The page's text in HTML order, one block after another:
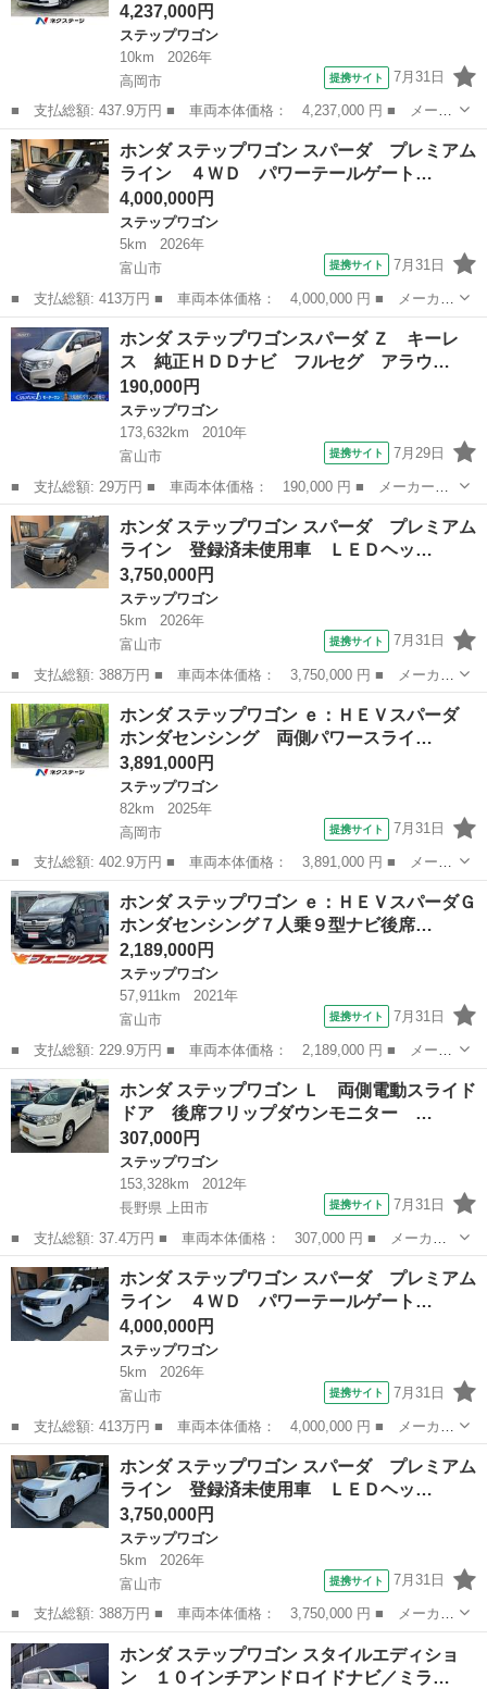
4,237,000円
ステップワゴン
10km
2026年
高岡市
提携サイト 7月31日
■ 支払総額: 437.9万円 ■ 車両本体価格： 4,237,000 円 ■ メーカ
ー名： ホンダ ■ 車種名： ステップワゴン ■ グレード名：
ｅ：ＨＥＶスパーダ 登録済未使用車 純正１１．４型ナビ 両側電
動ドア 全...
富山 高岡市 ステップワゴン
ホンダ ステップワゴン スパーダ プレミアム
ライン ４ＷＤ パワーテールゲート…
4,000,000円
ステップワゴン
5km
2026年
富山市
提携サイト 7月31日
■ 支払総額: 413万円 ■ 車両本体価格： 4,000,000 円 ■ メーカー
名： ホンダ ■ 車種名： ステップワゴン ■ グレード名： スパ
ーダ プレミアムライン ４ＷＤ パワーテールゲート 両側パワー
スライドド...
富山 富山市 ステップワゴン
ホンダ ステップワゴンスパーダ Ｚ キーレ
ス 純正ＨＤＤナビ フルセグ アラウ…
190,000円
ステップワゴン
173,632km
2010年
富山市
提携サイト 7月29日
■ 支払総額: 29万円 ■ 車両本体価格： 190,000 円 ■ メーカー
名： ホンダ ■ 車種名： ステップワゴンスパーダ ■ グレード
名： Ｚ キーレス 純正ＨＤＤナビ フルセグ アラウンドビュー
モニター オートエ...
富山 富山市 ステップワゴン
ホンダ ステップワゴン スパーダ プレミアム
ライン 登録済未使用車 ＬＥＤヘッ…
3,750,000円
ステップワゴン
5km
2026年
富山市
提携サイト 7月31日
■ 支払総額: 388万円 ■ 車両本体価格： 3,750,000 円 ■ メーカー
名： ホンダ ■ 車種名： ステップワゴン ■ グレード名： スパ
ーダ プレミアムライン 登録済未使用車 ＬＥＤヘッドライト ホ
ンダセンシ...
富山 富山市 ステップワゴン
ホンダ ステップワゴン ｅ：ＨＥＶスパーダ
ホンダセンシング 両側パワースライ…
3,891,000円
ステップワゴン
82km
2025年
高岡市
提携サイト 7月31日
■ 支払総額: 402.9万円 ■ 車両本体価格： 3,891,000 円 ■ メーカ
ー名： ホンダ ■ 車種名： ステップワゴン ■ グレード名：
ｅ：ＨＥＶスパーダ ホンダセンシング 両側パワースライドドア
純正１１．...
富山 高岡市 ステップワゴン
ホンダ ステップワゴン ｅ：ＨＥＶスパーダＧ
ホンダセンシング７人乗９型ナビ後席…
2,189,000円
ステップワゴン
57,911km
2021年
富山市
提携サイト 7月31日
■ 支払総額: 229.9万円 ■ 車両本体価格： 2,189,000 円 ■ メーカ
ー名： ホンダ ■ 車種名： ステップワゴン ■ グレード名：
ｅ：ＨＥＶスパーダＧホンダセンシング７人乗９型ナビ後席モニタ
後期☆アダ...
富山 富山市 ステップワゴン
ホンダ ステップワゴン Ｌ 両側電動スライド
ドア 後席フリップダウンモニター …
307,000円
ステップワゴン
153,328km
2012年
長野県 上田市
提携サイト 7月31日
■ 支払総額: 37.4万円 ■ 車両本体価格： 307,000 円 ■ メーカー
名： ホンダ ■ 車種名： ステップワゴン ■ グレード名： Ｌ
両側電動スライドドア 後席フリップダウンモニター 車検令和９年
３月まで Ｅ...
長野 上田市 ステップワゴン
ホンダ ステップワゴン スパーダ プレミアム
ライン ４ＷＤ パワーテールゲート…
4,000,000円
ステップワゴン
5km
2026年
富山市
提携サイト 7月31日
■ 支払総額: 413万円 ■ 車両本体価格： 4,000,000 円 ■ メーカー
名： ホンダ ■ 車種名： ステップワゴン ■ グレード名： スパ
ーダ プレミアムライン ４ＷＤ パワーテールゲート 両側パワー
スライドド...
富山 富山市 ステップワゴン
ホンダ ステップワゴン スパーダ プレミアム
ライン 登録済未使用車 ＬＥＤヘッ…
3,750,000円
ステップワゴン
5km
2026年
富山市
提携サイト 7月31日
■ 支払総額: 388万円 ■ 車両本体価格： 3,750,000 円 ■ メーカー
名： ホンダ ■ 車種名： ステップワゴン ■ グレード名： スパ
ーダ プレミアムライン 登録済未使用車 ＬＥＤヘッドライト ホ
ンダセンシ...
富山 富山市 ステップワゴン
ホンダ ステップワゴン スタイルエディショ
ン １０インチアンドロイドナビ／ミラ…